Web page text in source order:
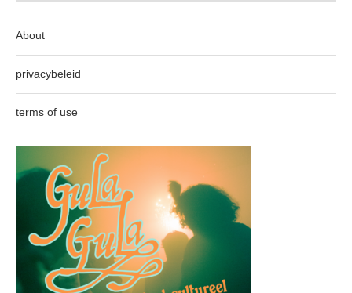
About
privacybeleid
terms of use